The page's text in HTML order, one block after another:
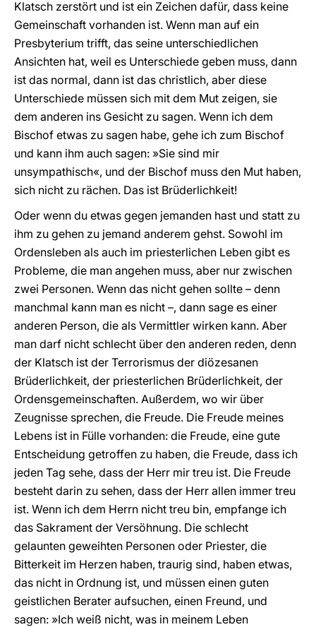
Klatsch zerstört und ist ein Zeichen dafür, dass keine
Gemeinschaft vorhanden ist. Wenn man auf ein
Presbyterium trifft, das seine unterschiedlichen
Ansichten hat, weil es Unterschiede geben muss, dann
ist das normal, dann ist das christlich, aber diese
Unterschiede müssen sich mit dem Mut zeigen, sie
dem anderen ins Gesicht zu sagen. Wenn ich dem
Bischof etwas zu sagen habe, gehe ich zum Bischof
und kann ihm auch sagen: »Sie sind mir
unsympathisch«, und der Bischof muss den Mut haben,
sich nicht zu rächen. Das ist Brüderlichkeit!
Oder wenn du etwas gegen jemanden hast und statt zu
ihm zu gehen zu jemand anderem gehst. Sowohl im
Ordensleben als auch im priesterlichen Leben gibt es
Probleme, die man angehen muss, aber nur zwischen
zwei Personen. Wenn das nicht gehen sollte – denn
manchmal kann man es nicht –, dann sage es einer
anderen Person, die als Vermittler wirken kann. Aber
man darf nicht schlecht über den anderen reden, denn
der Klatsch ist der Terrorismus der diözesanen
Brüderlichkeit, der priesterlichen Brüderlichkeit, der
Ordensgemeinschaften. Außerdem, wo wir über
Zeugnisse sprechen, die Freude. Die Freude meines
Lebens ist in Fülle vorhanden: die Freude, eine gute
Entscheidung getroffen zu haben, die Freude, dass ich
jeden Tag sehe, dass der Herr mir treu ist. Die Freude
besteht darin zu sehen, dass der Herr allen immer treu
ist. Wenn ich dem Herrn nicht treu bin, empfange ich
das Sakrament der Versöhnung. Die schlecht
gelaunten geweihten Personen oder Priester, die
Bitterkeit im Herzen haben, traurig sind, haben etwas,
das nicht in Ordnung ist, und müssen einen guten
geistlichen Berater aufsuchen, einen Freund, und
sagen: »Ich weiß nicht, was in meinem Leben